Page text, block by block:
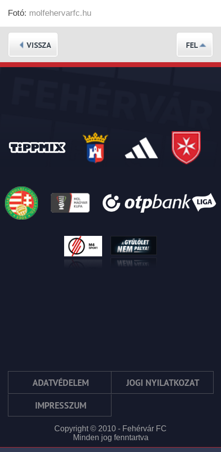
Fotó: molfehervarfc.hu
VISSZA FEL
ADATVÉDELEM
JOGI NYILATKOZAT
IMPRESSZUM
Copyright © 2010 - Fehérvár FC
Minden jog fenntartva